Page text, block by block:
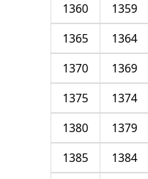
1359
1360
1364
1365
1369
1370
1374
1375
1379
1380
1384
1385